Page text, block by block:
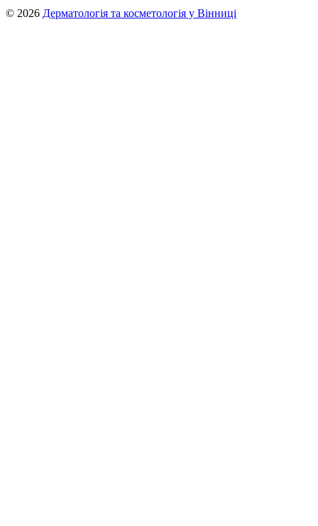
© 2026 Дерматологія та косметологія у Вінниці